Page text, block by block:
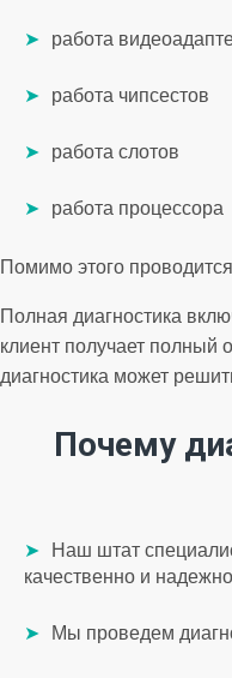
работа
работа чипсестов
работа слотов
работа процессора
Помимо этого
Полная диагностика
клиент получает полный
диагностика может
Почему
Наш штат
качественно и надежно
Мы проведем